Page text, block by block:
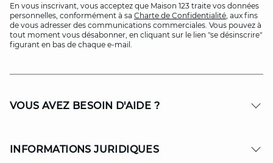
En vous inscrivant, vous acceptez que Maison 123 traite vos données
personnelles, conformément à sa Charte de Confidentialité, aux fins
de vous adresser des communications commerciales. Vous pouvez à
tout moment vous désabonner, en cliquant sur le lien "se désinscrire"
figurant en bas de chaque e-mail.
VOUS AVEZ BESOIN D'AIDE ?
INFORMATIONS JURIDIQUES